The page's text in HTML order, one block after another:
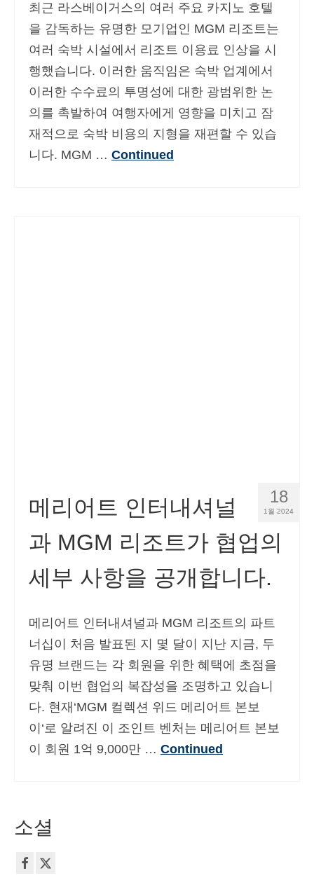
최근 라스베이거스의 여러 주요 카지노 호텔
을 감독하는 유명한 모기업인 MGM 리조트는
여러 숙박 시설에서 리조트 이용료 인상을 시
행했습니다. 이러한 움직임은 숙박 업계에서
이러한 수수료의 투명성에 대한 광범위한 논
의를 촉발하여 여행자에게 영향을 미치고 잠
재적으로 숙박 비용의 지형을 재편할 수 있습
니다. MGM … Continued
18
1월 2024
메리어트 인터내셔널
과 MGM 리조트가 협업의
세부 사항을 공개합니다.
메리어트 인터내셔널과 MGM 리조트의 파트
너십이 처음 발표된 지 몇 달이 지난 지금, 두
유명 브랜드는 각 회원을 위한 혜택에 초점을
맞춰 이번 협업의 복잡성을 조명하고 있습니
다. 현재‘MGM 컬렉션 위드 메리어트 본보
이‘로 알려진 이 조인트 벤처는 메리어트 본보
이 회원 1억 9,000만 … Continued
소셜